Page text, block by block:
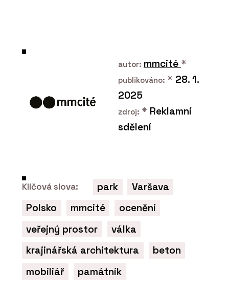
autor: mmcité *
publikováno: * 28. 1.
2025
zdroj: * Reklamní
sdělení
Klíčová slova: park
Varšava
Polsko
mmcité
ocenění
veřejný prostor
válka
krajinářská architektura
beton
mobiliář
památník